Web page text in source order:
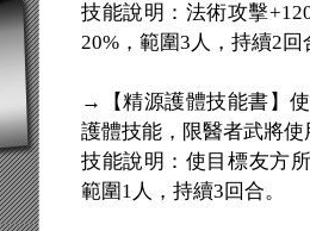
技能說明：法術攻擊
20%，範圍3人，持續2回
→【精源護體技能書】
護體技能，限醫者武將使
技能說明：使目標友方
範圍1人，持續3回合。